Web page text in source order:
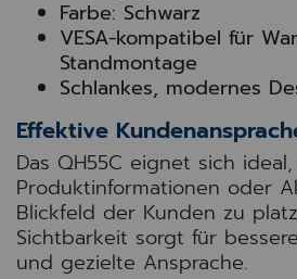
Farbe: Schwarz
VESA-kompatibel für
Standmontage
Schlankes, modernes
Effektive
Das QH55C eignet sich
Produktinformationen oder
Blickfeld der Kunden zu
Sichtbarkeit sorgt für
und gezielte Ansprache.